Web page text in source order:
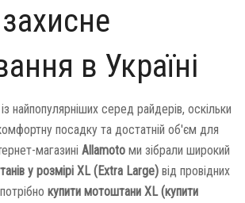
в Україні
найпопулярніших серед райдерів, оскільки
посадку та достатній об'єм для
магазині Allamoto ми зібрали широкий
у розмірі XL (Extra Large) від провідних
купити мотоштани XL (купити